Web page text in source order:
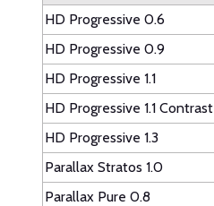
HD Progressive 0.6
HD Progressive 0.9
HD Progressive 1.1
HD Progressive 1.1 Contrast
HD Progressive 1.3
Parallax Stratos 1.0
Parallax Pure 0.8